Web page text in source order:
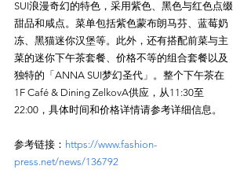
SUI浪漫奇幻的特色，采用紫色、黑色与红色点缀
甜品和咸点。菜单包括紫色蒙布朗马芬、蓝莓奶
冻、黑猫迷你汉堡等。此外，还有搭配前菜与主
菜的迷你下午茶套餐、价格不等的组合套餐以及
独特的「ANNA SUI梦幻圣代」。整个下午茶在
1F Café & Dining ZelkovA供应，从11:30至
参考链接： https://www.fashion-
press.net/news/136792